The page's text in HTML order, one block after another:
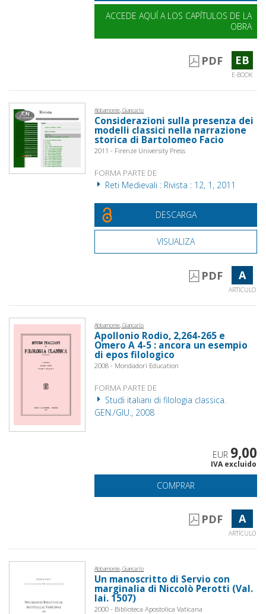
ACCEDE AQUÍ A LOS CAPÍTULOS DE LA
OBRA
PDF EB
E-BOOK
Abbamonte, Giancarlo
Considerazioni sulla presenza dei
modelli classici nella narrazione
storica di Bartolomeo Facio
2011 - Firenze University Press
FORMA PARTE DE
Reti Medievali : Rivista : 12, 1, 2011
DESCARGA
VISUALIZA
PDF A
ARTÍCULO
Abbamonte, Giancarlo
Apollonio Rodio, 2,264-265 e
Omero A 4-5 : ancora un esempio
di epos filologico
2008 - Mondadori Education
FORMA PARTE DE
Studi italiani di filologia classica.
GEN./GIU., 2008
EUR 9,00
IVA excluido
COMPRAR
PDF A
ARTÍCULO
Abbamonte, Giancarlo
Un manoscritto di Servio con
marginalia di Niccolò Perotti (Val.
lai. 1507)
2000 - Biblioteca Apostolica Vaticana